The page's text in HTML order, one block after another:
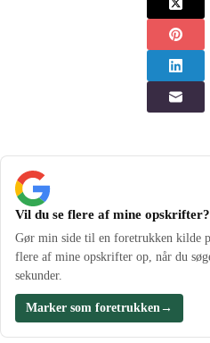
Vil du se flere af mine opskrifter?
Gør min side til en foretrukken kilde
flere af mine opskrifter op, når du
sekunder.
Marker som foretrukken→